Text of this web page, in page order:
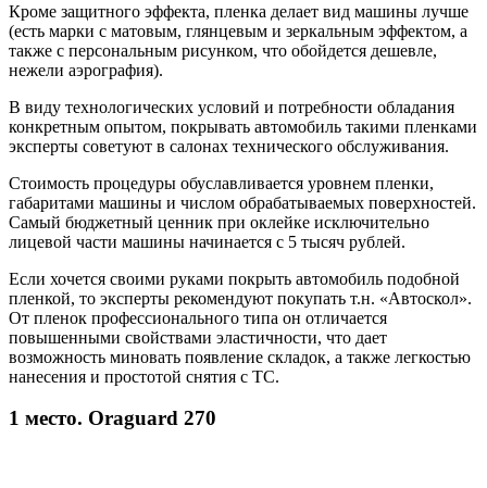
Кроме защитного эффекта, пленка делает вид машины лучше
(есть марки с матовым, глянцевым и зеркальным эффектом, а
также с персональным рисунком, что обойдется дешевле,
нежели аэрография).
В виду технологических условий и потребности обладания
конкретным опытом, покрывать автомобиль такими пленками
эксперты советуют в салонах технического обслуживания.
Стоимость процедуры обуславливается уровнем пленки,
габаритами машины и числом обрабатываемых поверхностей.
Самый бюджетный ценник при оклейке исключительно
лицевой части машины начинается с 5 тысяч рублей.
Если хочется своими руками покрыть автомобиль подобной
пленкой, то эксперты рекомендуют покупать т.н. «Автоскол».
От пленок профессионального типа он отличается
повышенными свойствами эластичности, что дает
возможность миновать появление складок, а также легкостью
нанесения и простотой снятия с ТС.
1 место. Oraguard 270